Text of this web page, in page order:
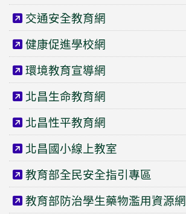
交通安全教育網
健康促進學校網
環境教育宣導網
北昌生命教育網
北昌性平教育網
北昌國小線上教室
教育部全民安全指引專區
教育部防治學生藥物濫用資源網